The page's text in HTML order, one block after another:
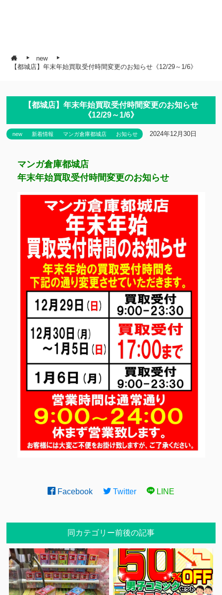
new
【都城店】年末年始買取受付時間変更のお知らせ《12/29～1/6》
【都城店】年末年始買取受付時間変更のお知らせ
《12/29～1/6》
new 新着情報 マンガ倉庫都城店 お知らせ 2024年12月30日
マンガ倉庫都城店
年末年始買取受付時間変更のお知らせ
Facebook Twitter LINE
同カテゴリー前後の記事